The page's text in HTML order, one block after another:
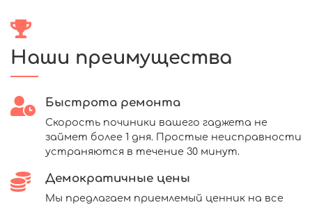
Наши преимущества
Быстрота ремонта
Скорость починики вашего гаджета не
займет более 1 дня. Простые неисправности
устраняются в течение 30 минут.
Демократичные цены
Мы предлагаем приемлемый ценник на все